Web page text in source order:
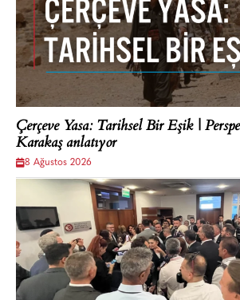
Çerçeve Yasa: Tarihsel Bir Eşik |
Karakaş anlatıyor
8 Ağustos 2026